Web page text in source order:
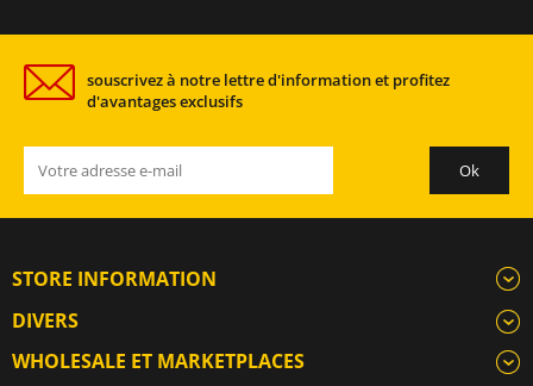
souscrivez à notre lettre d'information et profitez
d'avantages exclusifs
STORE INFORMATION
DIVERS
WHOLESALE ET MARKETPLACES